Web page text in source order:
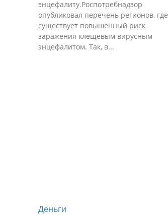
энцефалиту.Роспотребнадзор
опубликовал перечень регионов, где
существует повышенный риск
заражения клещевым вирусным
энцефалитом. Так, в...
Деньги